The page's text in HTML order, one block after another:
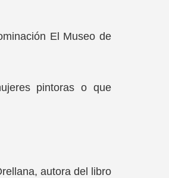
El Museo de
pintoras o que
autora del libro